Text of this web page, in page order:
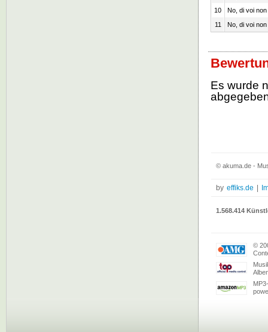
10
No, di voi
11
No, di voi
Es wurde
© akuma.de -
by effiks.de
1.568.414
©